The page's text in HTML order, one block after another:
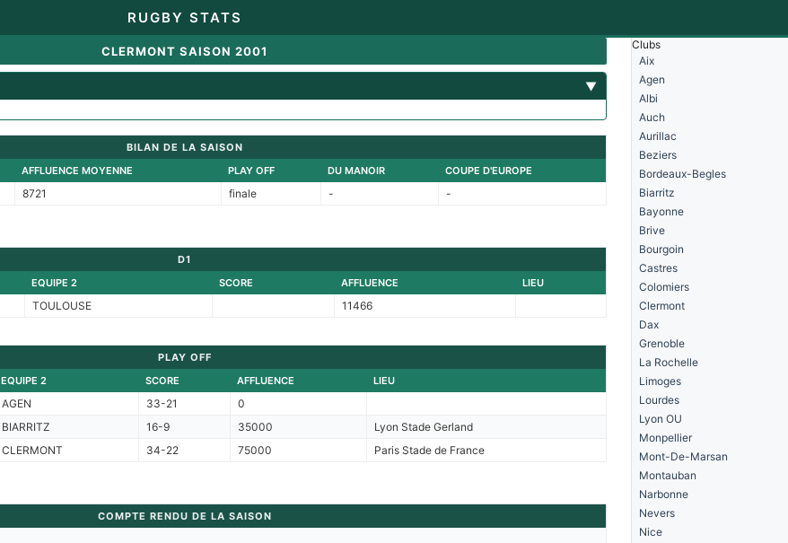
RUGBY STATS
CLERMONT SAISON 2001
▼
BILAN DE LA SAISON
AFFLUENCE MOYENNE PLAY OFF DU MANOIR COUPE D'EUROPE
8721 finale - -
D1
EQUIPE 2 SCORE AFFLUENCE LIEU
TOULOUSE 11466
PLAY OFF
EQUIPE 2 SCORE AFFLUENCE LIEU
AGEN 33-21
0
BIARRITZ 16-9 35000
Lyon Stade Gerland
CLERMONT 34-22 75000 Paris Stade de France
COMPTE RENDU DE LA SAISON
Clubs
Aix
Agen
Albi
Auch
Aurillac
Beziers
Bordeaux-Begles
Biarritz
Bayonne
Brive
Bourgoin
Castres
Colomiers
Clermont
Dax
Grenoble
La Rochelle
Limoges
Lourdes
Lyon OU
Monpellier
Mont-De-Marsan
Montauban
Narbonne
Nevers
Nice